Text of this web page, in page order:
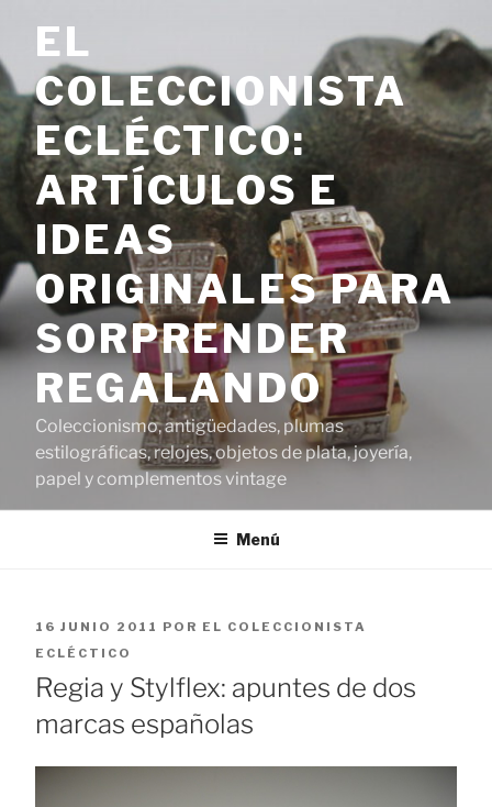
contenido
EL
COLECCIONISTA
ECLÉCTICO:
ARTÍCULOS E
IDEAS
ORIGINALES PARA
SORPRENDER
REGALANDO
Coleccionismo, antigüedades, plumas
estilográficas, relojes, objetos de plata, joyería,
papel y complementos vintage
Menú
PUBLICADO
EL
16 JUNIO 2011 POR EL COLECCIONISTA
ECLÉCTICO
Regia y Stylflex: apuntes de dos
marcas españolas